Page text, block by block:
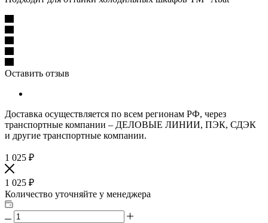
Оставить отзыв
Доставка осуществляется по всем регионам РФ, через
транспортные компании – ДЕЛОВЫЕ ЛИНИИ, ПЭК, СДЭК
и другие транспортные компании.
1 025 ₽
1 025 ₽
Количество уточняйте у менеджера